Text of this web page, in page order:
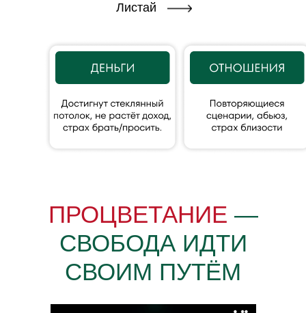
Листай
ПРОЦВЕТАНИЕ —
СВОБОДА ИДТИ
СВОИМ ПУТЁМ